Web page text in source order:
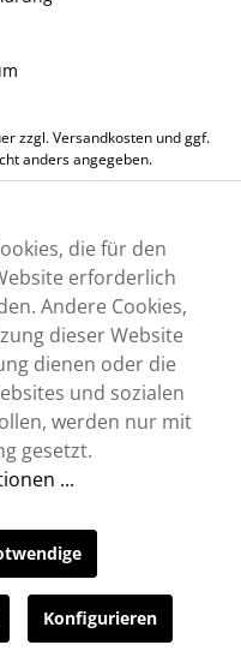
zzgl.Versandkosten und ggf.
anders angegeben.
die für den
erforderlich
Andere Cookies,
dieser Website
dienen oder die
und sozialen
werden nur mit
gesetzt.
...
Konfigurieren